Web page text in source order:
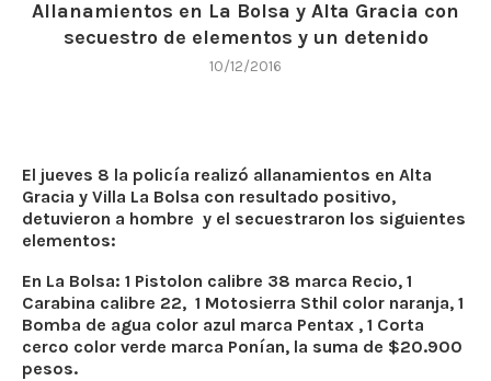
Allanamientos en La Bolsa y Alta Gracia con
secuestro de elementos y un detenido
10/12/2016
El jueves 8 la policía realizó allanamientos en Alta
Gracia y Villa La Bolsa con resultado positivo,
detuvieron a hombre y el secuestraron los siguientes
elementos:
En La Bolsa: 1 Pistolon calibre 38 marca Recio, 1
Carabina calibre 22, 1 Motosierra Sthil color naranja, 1
Bomba de agua color azul marca Pentax , 1 Corta
cerco color verde marca Ponían, la suma de $20.900
pesos.